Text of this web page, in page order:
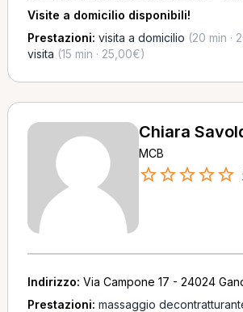
Visite a domicilio disponibili!
Prestazioni: visita a domicilio (20 min ·
visita (15 min · 25,00€)
Chiara
MCB
Indirizzo: Via Campone 17 - 24024
Prestazioni: massaggio